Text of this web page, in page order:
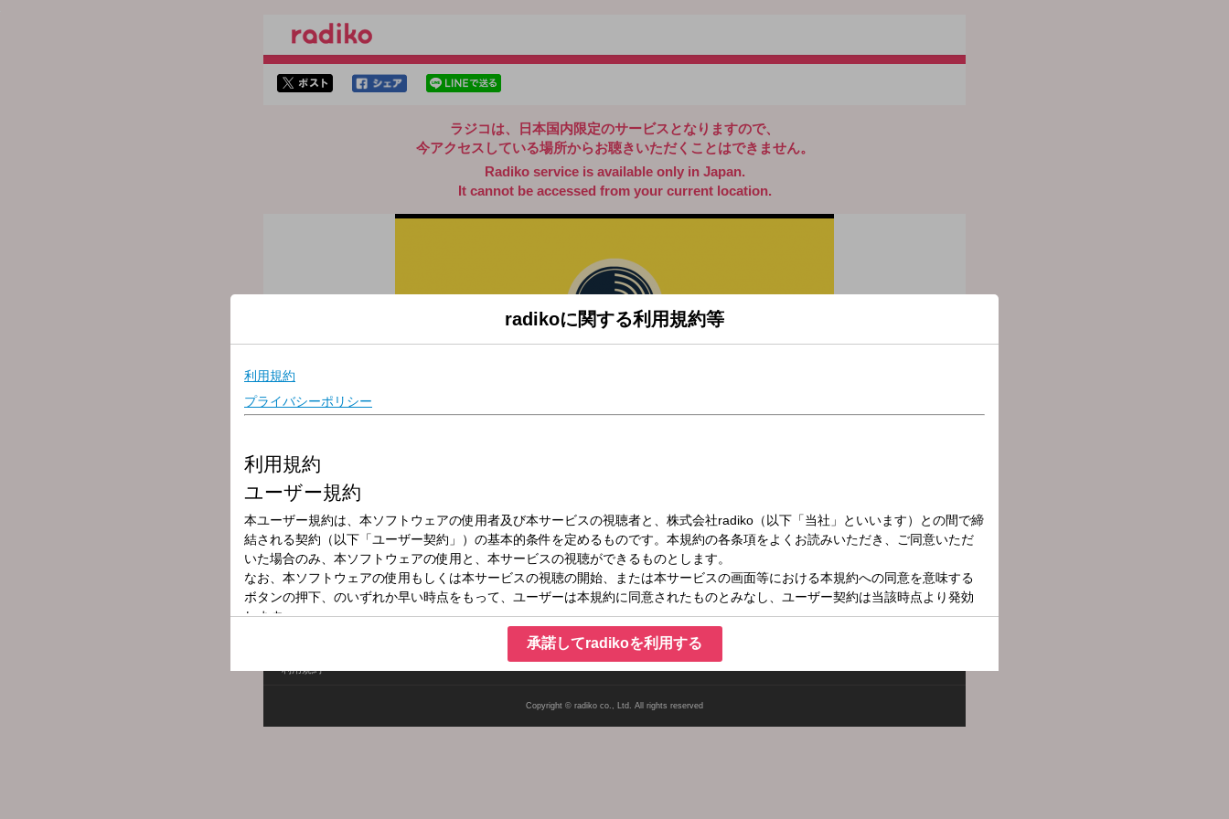
ラジコは、日本国内限定のサービスとなりますので、
今アクセスしている場所からお聴きいただくことはできません。
Radiko service is available only in Japan.
It cannot be accessed from your current location.
放送局
放送時間
2026年7月12日（日）06:40～06:45
番組名
SBSラジオ マンスリーパワープレイ
利用規約
Copyright © radiko co., Ltd. All rights reserved
radikoに関する利用規約等
承諾してradikoを利用する